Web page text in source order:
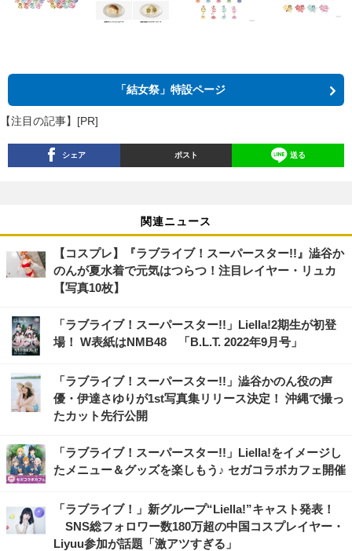
「結女祭」特設ページ
【注目の記事】[PR]
シェア ポスト 送る
関連ニュース
【コスプレ】『ラブライブ！スーパースター!!』澁谷か
のんが夏水着で元気はつらつ！注目レイヤー・リュカ
【写真10枚】
「ラブライブ！スーパースター!!」Liella!2期生が初登
場！ W表紙はNMB48 「B.L.T. 2022年9月号」
「ラブライブ！スーパースター!!」澁谷かのん役の声
優・伊達さゆりが1st写真集リリース決定！ 沖縄で撮っ
たカット先行公開
「ラブライブ！スーパースター!!」Liella!をイメージし
たメニュー＆グッズを楽しもう♪ セガコラボカフェ開催
「ラブライブ！」新グループ“Liella!”キャスト発表！
SNS総フォロワー数180万超の中国コスプレイヤー・
Liyuu参加が話題「激アツすぎる」